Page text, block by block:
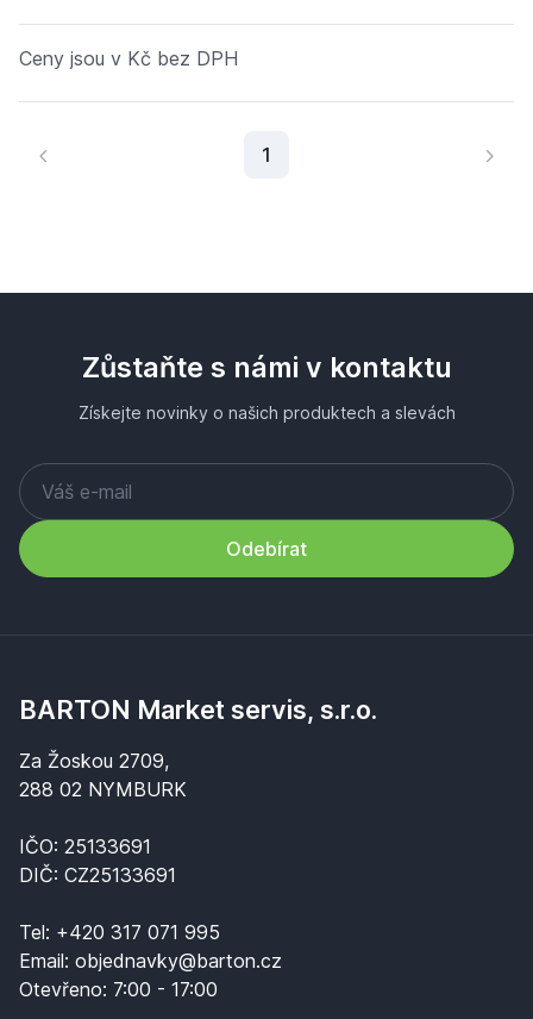
Ceny jsou v Kč bez DPH
1
Zůstaňte s námi v kontaktu
Získejte novinky o našich produktech a slevách
Odebírat
BARTON Market servis, s.r.o.
Za Žoskou 2709,
288 02 NYMBURK
IČO: 25133691
DIČ: CZ25133691
Tel: +420 317 071 995
Email: objednavky@barton.cz
Otevřeno: 7:00 - 17:00